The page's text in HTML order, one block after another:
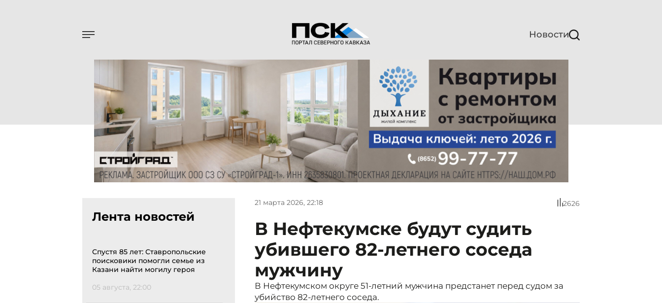
Новости
Лента новостей
Спустя 85 лет: Ставропольские
поисковики помогли семье из
Казани найти могилу героя
05 августа, 22:00
21 марта 2026, 22:18 2626
В Нефтекумске будут судить
убившего 82-летнего соседа
мужчину
В Нефтекумском округе 51-летний мужчина предстанет перед судом за
убийство 82-летнего соседа.